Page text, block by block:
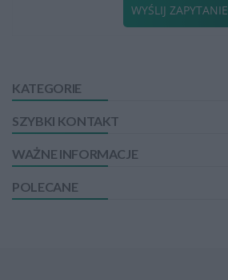
KATEGORIE
SZYBKI KONTAKT
WAŻNE INFORMACJE
POLECANE
WYŚLIJ ZAPYTANIE